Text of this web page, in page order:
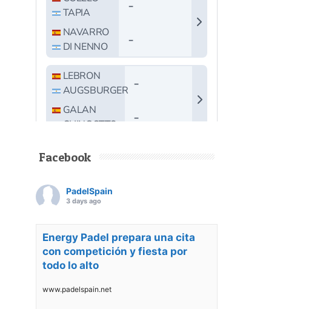
Facebook
PadelSpain
3 days ago
Energy Padel prepara una cita
con competición y fiesta por
todo lo alto
www.padelspain.net